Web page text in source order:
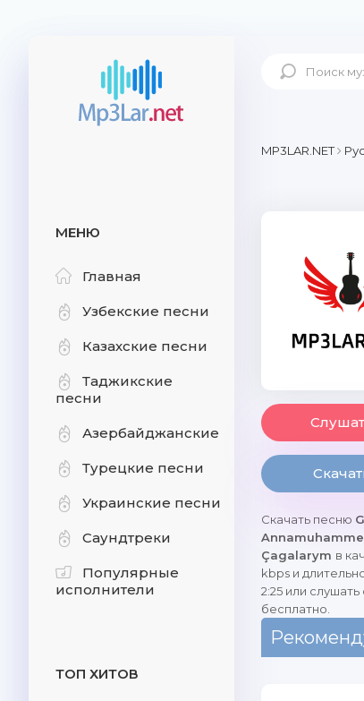
МЕНЮ
Главная
Узбекские песни
Казахские песни
Таджикские
песни
Азербайджанские
Турецкие песни
Украинские песни
Саундтреки
Популярные
исполнители
ТОП ХИТОВ
MP3LAR.NET
Скачать песню
Çagalarym в
kbps и
2:25 или слушать
бесплатно.